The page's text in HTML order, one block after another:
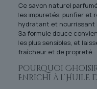
Ce savon naturel
les impuretés, purifier et
hydratant et nourrissant
Sa formule douce
les plus sensibles, et
fraîcheur et de propreté.
Pourquoi
Enrichi à l’Huile